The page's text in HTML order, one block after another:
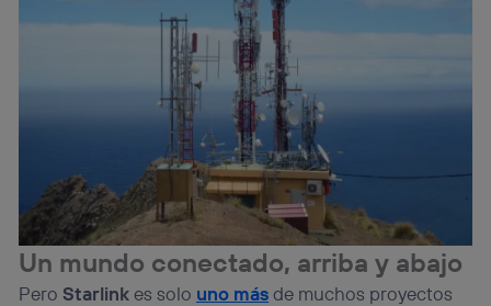
Un mundo conectado, arriba y abajo
PeroStarlinkes solo uno másde muchos proyectos